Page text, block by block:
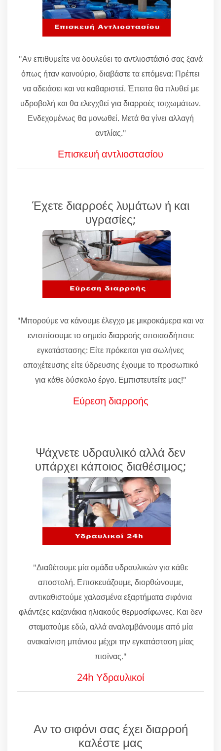
"Αν επιθυμείτε να δουλεύει το αντλιοστάσιό σας ξανά
όπως ήταν καινούριο, διαβάστε τα επόμενα: Πρέπει
να αδειάσει και να καθαριστεί. Έπειτα θα πλυθεί με
υδροβολή και θα ελεγχθεί για διαρροές τοιχωμάτων.
Ενδεχομένως θα μονωθεί. Μετά θα γίνει αλλαγή
αντλίας."
Επισκευή αντλιοστασίου
Έχετε διαρροές λυμάτων ή και
υγρασίες;
"Μπορούμε να κάνουμε έλεγχο με μικροκάμερα και να
εντοπίσουμε το σημείο διαρροής οποιασδήποτε
εγκατάστασης: Είτε πρόκειται για σωλήνες
αποχέτευσης είτε ύδρευσης έχουμε το προσωπικό
για κάθε δύσκολο έργο. Εμπιστευτείτε μας!"
Εύρεση διαρροής
Ψάχνετε υδραυλικό αλλά δεν
υπάρχει κάποιος διαθέσιμος;
"Διαθέτουμε μία ομάδα υδραυλικών για κάθε
αποστολή. Επισκευάζουμε, διορθώνουμε,
αντικαθιστούμε χαλασμένα εξαρτήματα σιφόνια
φλάντζες καζανάκια ηλιακούς θερμοσίφωνες. Και δεν
σταματούμε εδώ, αλλά αναλαμβάνουμε από μία
ανακαίνιση μπάνιου μέχρι την εγκατάσταση μίας
πισίνας."
24h Υδραυλικοί
Αν το σιφόνι σας έχει διαρροή
καλέστε μας